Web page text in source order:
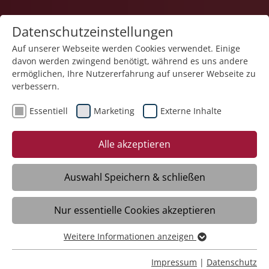
Karriere
Herz und Hand?
Herz und Hand?
Datenschutzeinstellungen
Auf unserer Webseite werden Cookies verwendet. Einige
davon werden zwingend benötigt, während es uns andere
ermöglichen, Ihre Nutzererfahrung auf unserer Webseite zu
verbessern.
Essentiell Marketing Externe Inhalte
Alle akzeptieren
Auswahl Speichern & schließen
Nur essentielle Cookies akzeptieren
Essentiell
Essentielle Cookies werden für grundlegende Funktionen
Weitere Informationen anzeigen
Impressum | Datenschutz